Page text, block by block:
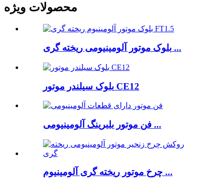
محصولات ویژه
بلوک موتور آلومینیومی ریخته گری ...
بلوک سیلندر موتور CE12
فن موتور بلبرینگ آلومینیومی ...
چرخ موتور ریخته گری آلومینیوم ...